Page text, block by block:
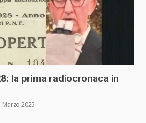
la prima radiocronaca in
Marzo 2025